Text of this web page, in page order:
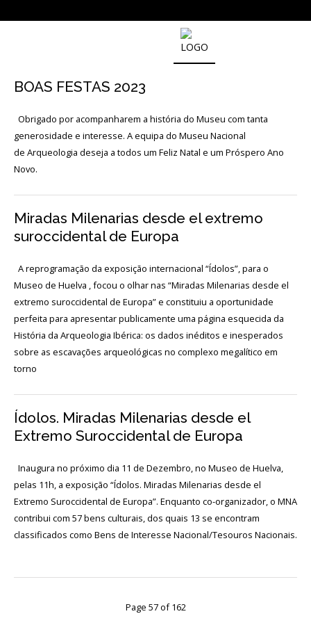
Notícias
Arquivo
AGENDA
Actividades
ESCUTA
ANOS
DO
MNA
Cooperação
BOAS FESTAS 2023
Obrigado por acompanharem a história do Museu com tanta
generosidade e interesse. A equipa do Museu Nacional
de Arqueologia deseja a todos um Feliz Natal e um Próspero Ano
Novo.
Miradas Milenarias desde el extremo
suroccidental de Europa
A reprogramação da exposição internacional “Ídolos”, para o
Museo de Huelva , focou o olhar nas “Miradas Milenarias desde el
extremo suroccidental de Europa” e constituiu a oportunidade
perfeita para apresentar publicamente uma página esquecida da
História da Arqueologia Ibérica: os dados inéditos e inesperados
sobre as escavações arqueológicas no complexo megalítico em
torno
Ídolos. Miradas Milenarias desde el
Extremo Suroccidental de Europa
Inaugura no próximo dia 11 de Dezembro, no Museo de Huelva,
pelas 11h, a exposição “Ídolos. Miradas Milenarias desde el
Extremo Suroccidental de Europa”. Enquanto co-organizador, o MNA
contribui com 57 bens culturais, dos quais 13 se encontram
classificados como Bens de Interesse Nacional/Tesouros Nacionais.
Page 57 of 162